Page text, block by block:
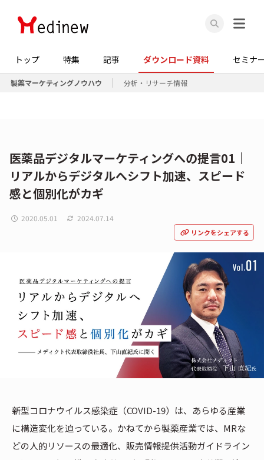
トップ 特集 記事 ダウンロード資料 セミナ
製薬マーケティングノウハウ 分析・リサーチ情報
医薬品デジタルマーケティングへの提言01｜
リアルからデジタルへシフト加速、スピード
感と個別化がカギ
2020.05.01 2024.07.14
リンクをシェアする
新型コロナウイルス感染症（COVID-19）は、あらゆる産業
に構造変化を迫っている。かねてから製薬産業では、MRな
どの人的リソースの最適化、販売情報提供活動ガイドライン